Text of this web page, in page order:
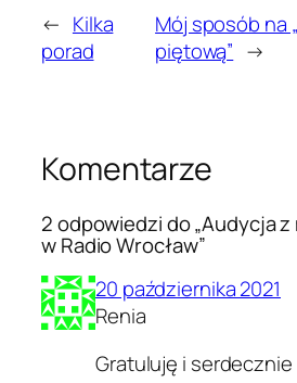
← Kilka
porad
Mój sposób na
piętową” →
Komentarze
2 odpowiedzi do „Audycja z
w Radio Wrocław”
20 października 2021
Renia
Gratuluję i